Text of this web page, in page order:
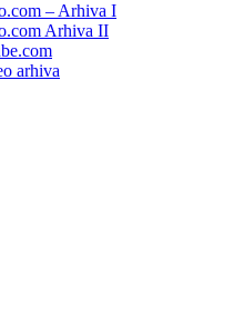
– Arhiva I
Arhiva II
arhiva